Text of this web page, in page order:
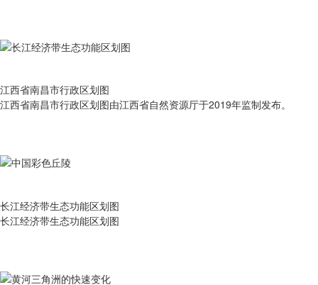
江西省南昌市行政区划图
江西省南昌市行政区划图由江西省自然资源厅于2019年监制发布。
长江经济带生态功能区划图
长江经济带生态功能区划图